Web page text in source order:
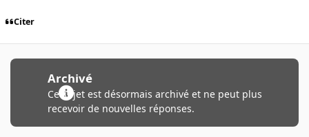
Citer
Archivé
Ce sujet est désormais archivé et ne peut plus
recevoir de nouvelles réponses.